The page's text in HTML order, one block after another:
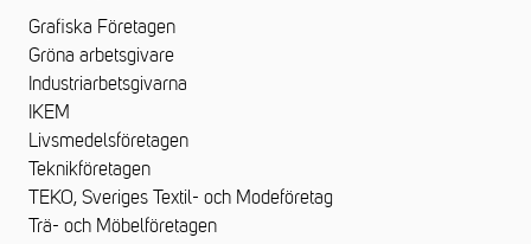
Grafiska Företagen
Gröna arbetsgivare
Industriarbetsgivarna
IKEM
Livsmedelsföretagen
Teknikföretagen
TEKO, Sveriges Textil- och Modeföretag
Trä- och Möbelföretagen